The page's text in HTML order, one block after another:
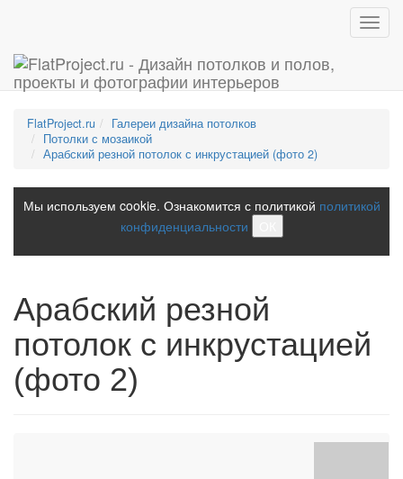
FlatProject.ru
Галереи дизайна потолков
Потолки с мозаикой
Арабский резной потолок с инкрустацией (фото 2)
Мы используем cookie. Ознакомится с политикой политикой
конфиденциальности
Арабский резной
потолок с инкрустацией
(фото 2)